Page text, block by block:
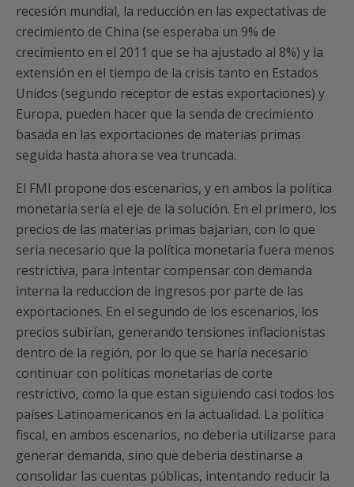
recesión mundial, la reducción en las expectativas de
crecimiento de China (se esperaba un 9% de
crecimiento en el 2011 que se ha ajustado al 8%) y la
extensión en el tiempo de la crisis tanto en Estados
Unidos (segundo receptor de estas exportaciones) y
Europa, pueden hacer que la senda de crecimiento
basada en las exportaciones de materias primas
seguida hasta ahora se vea truncada.
El FMI propone dos escenarios, y en ambos la política
monetaria sería el eje de la solución. En el primero, los
precios de las materias primas bajarian, con lo que
seria necesario que la política monetaria fuera menos
restrictiva, para intentar compensar con demanda
interna la reduccion de ingresos por parte de las
exportaciones. En el segundo de los escenarios, los
precios subirían, generando tensiones inflacionistas
dentro de la región, por lo que se haría necesario
continuar con políticas monetarias de corte
restrictivo, como la que estan siguiendo casi todos los
países Latinoamericanos en la actualidad. La política
fiscal, en ambos escenarios, no deberia utilizarse para
generar demanda, sino que deberia destinarse a
consolidar las cuentas públicas, intentando reducir la